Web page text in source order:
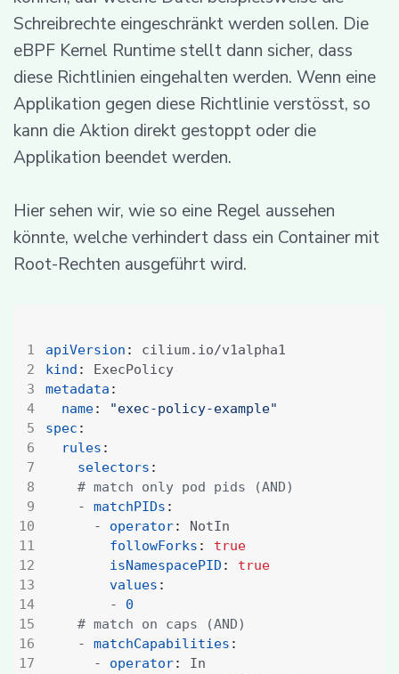
Schreibrechte eingeschränkt werden sollen. Die
eBPF Kernel Runtime stellt dann sicher, dass
diese Richtlinien eingehalten werden. Wenn eine
Applikation gegen diese Richtlinie verstösst, so
kann die Aktion direkt gestoppt oder die
Applikation beendet werden.
Hier sehen wir, wie so eine Regel aussehen
könnte, welche verhindert dass ein Container mit
Root-Rechten ausgeführt wird.
4
14
apiVersion :
cilium.io/v1alpha1
kind :
ExecPolicy
metadata :
name:
"exec-policy-example"
spec :
rules :
selectors :
# match only pod pids (AND)
- matchPIDs :
- operator:
NotIn
followForks :
true
isNamespacePID :
true
values :
- 0
# match on caps (AND)
- matchCapabilities :
- operator:
In